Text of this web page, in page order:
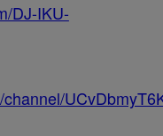
DJ-IKU-